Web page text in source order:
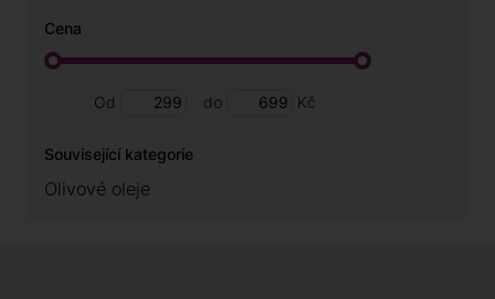
Cena
Od do Kč
Související kategorie
Olivové oleje